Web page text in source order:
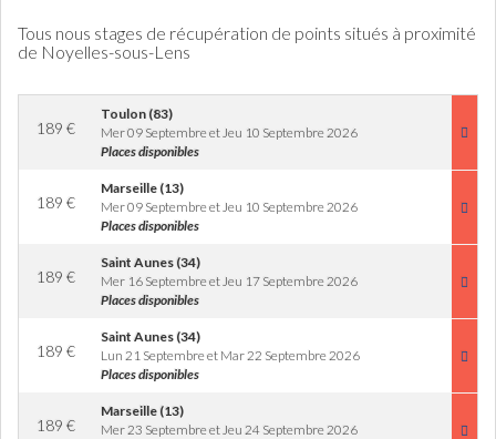
Tous nous stages de récupération de points situés à proximité
de Noyelles-sous-Lens
189 €
Toulon (83)
Mer 09 Septembre et Jeu 10 Septembre 2026
Places disponibles
189 €
Marseille (13)
Mer 09 Septembre et Jeu 10 Septembre 2026
Places disponibles
189 €
Saint Aunes (34)
Mer 16 Septembre et Jeu 17 Septembre 2026
Places disponibles
189 €
Saint Aunes (34)
Lun 21 Septembre et Mar 22 Septembre 2026
Places disponibles
189 €
Marseille (13)
Mer 23 Septembre et Jeu 24 Septembre 2026